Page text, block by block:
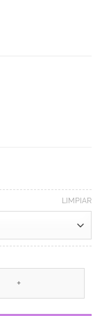
LIMPIAR